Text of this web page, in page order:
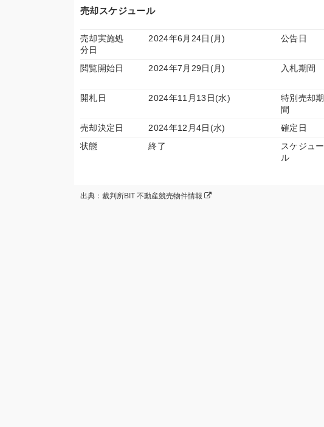
売却スケジュール
売却実施処
分日
2024年6月24日(月) 公告日
閲覧開始日 2024年7月29日(月) 入札期間
開札日
2024年11月13日(水)
特別売却期
間
売却決定日
2024年12月4日(水) 確定日
状態
終了
スケジュー
ル
出典：裁判所BIT 不動産競売物件情報